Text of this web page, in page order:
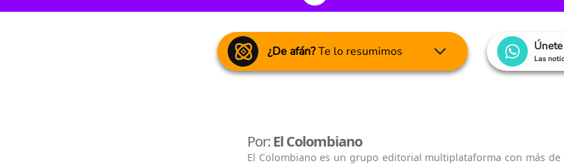
¿De afán?Te lo resumimos Las
Por:El Colombiano
El Colombiano es un grupo editorial multiplataforma con más de